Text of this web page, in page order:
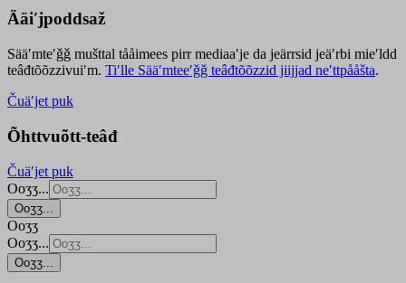
Ääiʹjpoddsaž
Sääʹmteʹǧǧ mušttal tååimees pirr mediaaʹje da jeärrsid jeäʹrbi mieʹldd
teâđtõõzzivuiʹm. Tiʹlle Sääʹmteeʹǧǧ teâđtõõzzid jiijjad neʹttpååšta.
Čuäʹjet puk
Õhttvuõtt-teâđ
Čuäʹjet puk
Ooʒʒ...
Ooʒʒ...
Ooʒʒ
Ooʒʒ...
Ooʒʒ...